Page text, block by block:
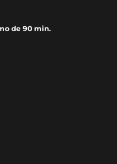
de 90 min.